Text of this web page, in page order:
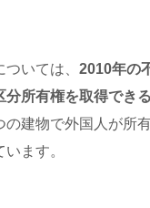
いては、 2010年の
分所有権を取得できる
の建物で外国人が所
ます。